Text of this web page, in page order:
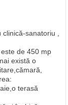
sanatoriu ,
de 450 mp
există o
terasă